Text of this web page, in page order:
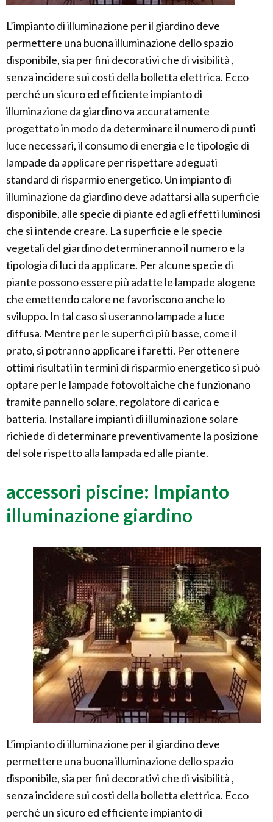
L’impianto di illuminazione per il giardino deve
permettere una buona illuminazione dello spazio
disponibile, sia per fini decorativi che di visibilità ,
senza incidere sui costi della bolletta elettrica. Ecco
perché un sicuro ed efficiente impianto di
illuminazione da giardino va accuratamente
progettato in modo da determinare il numero di punti
luce necessari, il consumo di energia e le tipologie di
lampade da applicare per rispettare adeguati
standard di risparmio energetico. Un impianto di
illuminazione da giardino deve adattarsi alla superficie
disponibile, alle specie di piante ed agli effetti luminosi
che si intende creare. La superficie e le specie
vegetali del giardino determineranno il numero e la
tipologia di luci da applicare. Per alcune specie di
piante possono essere più adatte le lampade alogene
che emettendo calore ne favoriscono anche lo
sviluppo. In tal caso si useranno lampade a luce
diffusa. Mentre per le superfici più basse, come il
prato, si potranno applicare i faretti. Per ottenere
ottimi risultati in termini di risparmio energetico si può
optare per le lampade fotovoltaiche che funzionano
tramite pannello solare, regolatore di carica e
batteria. Installare impianti di illuminazione solare
richiede di determinare preventivamente la posizione
del sole rispetto alla lampada ed alle piante.
accessori piscine: Impianto
illuminazione giardino
L’impianto di illuminazione per il giardino deve
permettere una buona illuminazione dello spazio
disponibile, sia per fini decorativi che di visibilità ,
senza incidere sui costi della bolletta elettrica. Ecco
perché un sicuro ed efficiente impianto di